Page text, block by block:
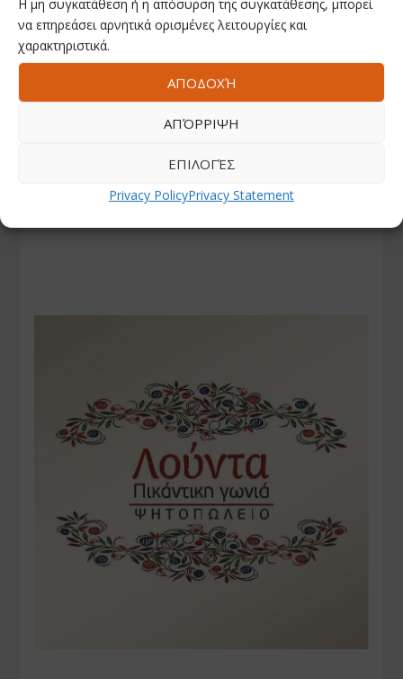
Η μη συγκατάθεση ή η απόσυρση της συγκατάθεσης, μπορεί
να επηρεάσει αρνητικά ορισμένες λειτουργίες και
χαρακτηριστικά.
ΑΠΟΔΟΧΉ
ΑΠΌΡΡΙΨΗ
ΕΠΙΛΟΓΈΣ
Privacy PolicyPrivacy Statement